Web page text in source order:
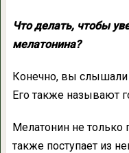
Что делать, чтобы
мелатонина?
Конечно, вы слышали
Его также называют
Мелатонин не только
также поступает из